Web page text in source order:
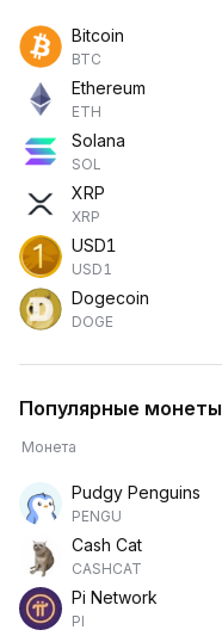
Bitcoin
BTC
Ethereum
ETH
Solana
SOL
XRP
XRP
USD1
USD1
Dogecoin
DOGE
Популярные монеты
Монета
Pudgy Penguins
PENGU
Cash Cat
CASHCAT
Pi Network
PI